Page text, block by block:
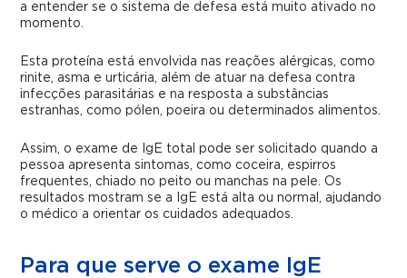
a entender se o sistema de defesa está muito ativado no
momento.
Esta proteína está envolvida nas reações alérgicas, como
rinite, asma e urticária, além de atuar na defesa contra
infecções parasitárias e na resposta a substâncias
estranhas, como pólen, poeira ou determinados alimentos.
Assim, o exame de IgE total pode ser solicitado quando a
pessoa apresenta sintomas, como coceira, espirros
frequentes, chiado no peito ou manchas na pele. Os
resultados mostram se a IgE está alta ou normal, ajudando
o médico a orientar os cuidados adequados.
Para que serve o exame IgE